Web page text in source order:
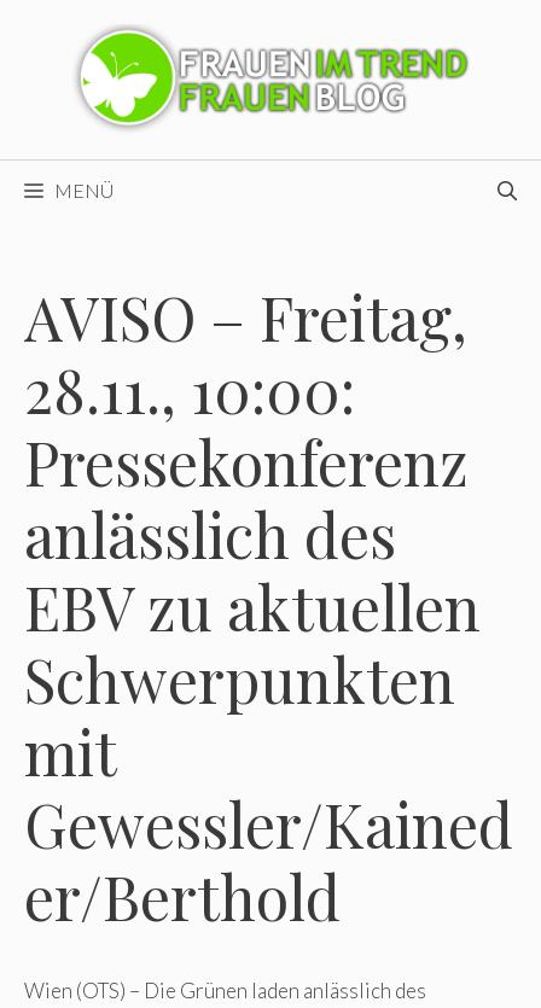
MENÜ
AVISO – Freitag,
28.11., 10:00:
Pressekonferenz
anlässlich des
EBV zu aktuellen
Schwerpunkten
mit
Gewessler/Kained
er/Berthold
Wien (OTS) – Die Grünen laden anlässlich des